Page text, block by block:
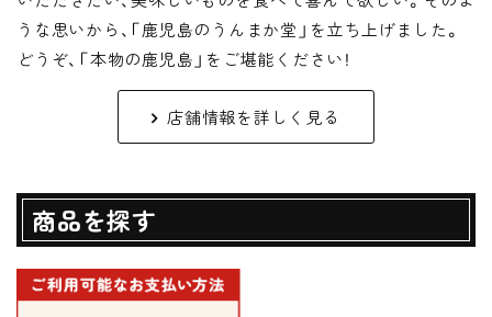
うな思いから、「鹿児島のうんまか堂」を立ち上げました。
どうぞ、「本物の鹿児島」をご堪能ください！
店舗情報を詳しく見る
商品を探す